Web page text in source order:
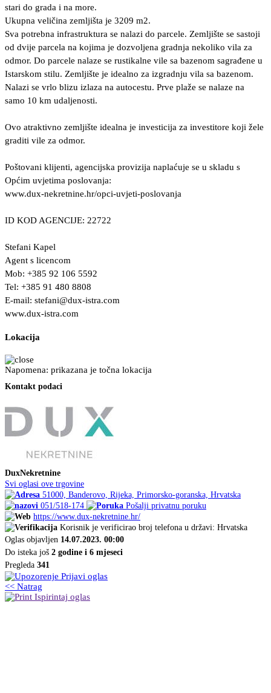
stari do grada i na more.
Ukupna veličina zemljišta je 3209 m2.
Sva potrebna infrastruktura se nalazi do parcele. Zemljište se sastoji
od dvije parcela na kojima je dozvoljena gradnja nekoliko vila za
odmor. Do parcele nalaze se rustikalne vile sa bazenom sagrađene u
Istarskom stilu. Zemljište je idealno za izgradnju vila sa bazenom.
Nalazi se vrlo blizu izlaza na autocestu. Prve plaže se nalaze na
samo 10 km udaljenosti.
Ovo atraktivno zemljište idealna je investicija za investitore koji žele
graditi vile za odmor.
Poštovani klijenti, agencijska provizija naplaćuje se u skladu s
Općim uvjetima poslovanja:
www.dux-nekretnine.hr/opci-uvjeti-poslovanja
ID KOD AGENCIJE: 22722
Stefani Kapel
Agent s licencom
Mob: +385 92 106 5592
Tel: +385 91 480 8808
E-mail: stefani@dux-istra.com
www.dux-istra.com
Lokacija
Napomena: prikazana je točna lokacija
Kontakt podaci
DuxNekretnine
Svi oglasi ove trgovine
51000, Banderovo, Rijeka, Primorsko-goranska, Hrvatska
051/518-174
Pošalji privatnu poruku
https://www.dux-nekretnine.hr/
Korisnik je verificirao broj telefona u državi: Hrvatska
Oglas objavljen 14.07.2023. 00:00
Do isteka još 2 godine i 6 mjeseci
Pregleda 341
Prijavi oglas
<< Natrag
Ispirintaj oglas